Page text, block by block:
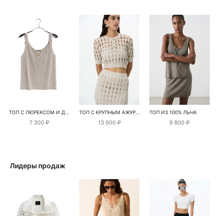
ТОП С ЛЮРЕКСОМ И ДЕКОРАТИВНЫМИ ПЕРЕМЫЧКАМИ
7 300 ₽
ТОП С КРУПНЫМ АЖУРНЫМ ПЕРЕПЛЕТЕНИЕМ
13 900 ₽
ТОП ИЗ 100% ЛЬНА
9 800 ₽
Лидеры продаж